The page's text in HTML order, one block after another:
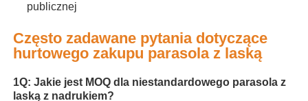
publicznej
Często zadawane pytania dotyczące
hurtowego zakupu parasola z laską
1Q: Jakie jest MOQ dla niestandardowego parasola z
laską z nadrukiem?